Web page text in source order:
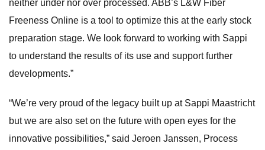
neither under nor over processed. ABB’s L&W Fiber
Freeness Online is a tool to optimize this at the early stock
preparation stage. We look forward to working with Sappi
to understand the results of its use and support further
developments.”
“We’re very proud of the legacy built up at Sappi Maastricht
but we are also set on the future with open eyes for the
innovative possibilities,” said Jeroen Janssen, Process